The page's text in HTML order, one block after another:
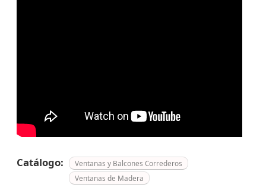
Catálogo:
Ventanas y Balcones Correderos
Ventanas de Madera